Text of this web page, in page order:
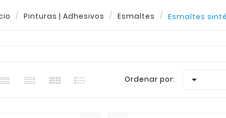
Pinturas | Adhesivos Esmaltes Esmaltes
Ordenar por:
